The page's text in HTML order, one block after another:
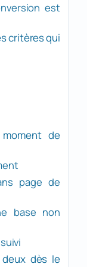
est
critères qui
de
page de
base non
deux dès le